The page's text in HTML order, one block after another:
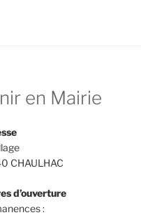
o
k
n
en Mairie
CHAULHAC
d’ouverture
: